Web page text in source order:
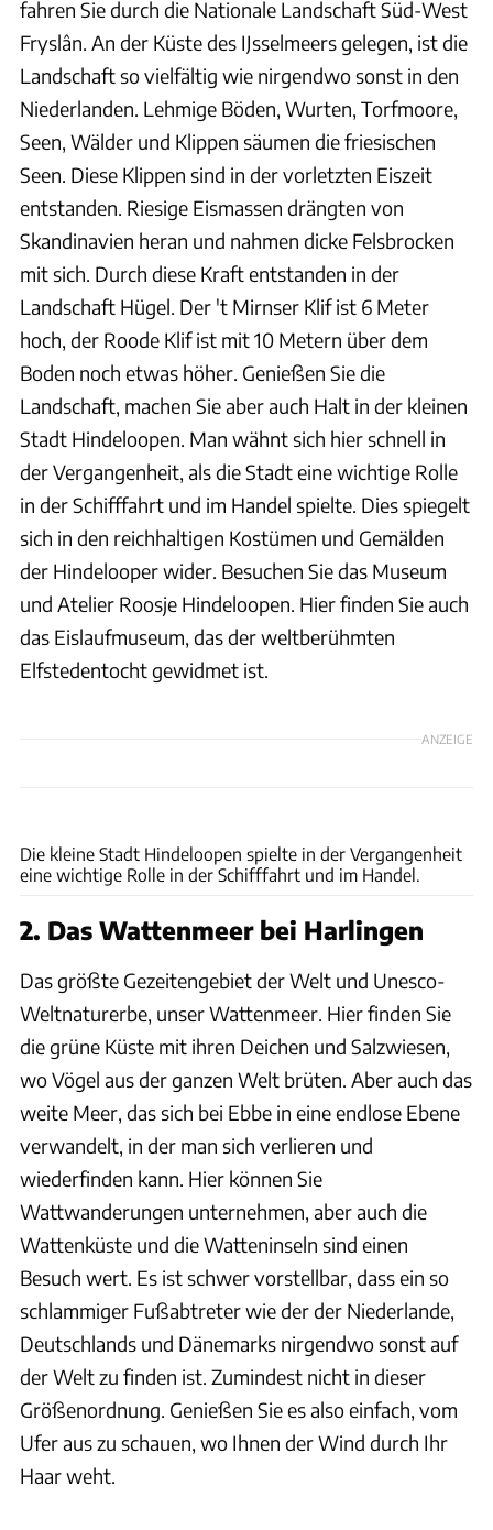
fahren Sie durch die Nationale Landschaft Süd-West
Fryslân. An der Küste des IJsselmeers gelegen, ist die
Landschaft so vielfältig wie nirgendwo sonst in den
Niederlanden. Lehmige Böden, Wurten, Torfmoore,
Seen, Wälder und Klippen säumen die friesischen
Seen. Diese Klippen sind in der vorletzten Eiszeit
entstanden. Riesige Eismassen drängten von
Skandinavien heran und nahmen dicke Felsbrocken
mit sich. Durch diese Kraft entstanden in der
Landschaft Hügel. Der 't Mirnser Klif ist 6 Meter
hoch, der Roode Klif ist mit 10 Metern über dem
Boden noch etwas höher. Genießen Sie die
Landschaft, machen Sie aber auch Halt in der kleinen
Stadt Hindeloopen. Man wähnt sich hier schnell in
der Vergangenheit, als die Stadt eine wichtige Rolle
in der Schifffahrt und im Handel spielte. Dies spiegelt
sich in den reichhaltigen Kostümen und Gemälden
der Hindelooper wider. Besuchen Sie das Museum
und Atelier Roosje Hindeloopen. Hier finden Sie auch
das Eislaufmuseum, das der weltberühmten
Elfstedentocht gewidmet ist.
ANZEIGE
Die kleine Stadt Hindeloopen spielte in der Vergangenheit
eine wichtige Rolle in der Schifffahrt und im Handel.
2. Das Wattenmeer bei Harlingen
Das größte Gezeitengebiet der Welt und Unesco-
Weltnaturerbe, unser Wattenmeer. Hier finden Sie
die grüne Küste mit ihren Deichen und Salzwiesen,
wo Vögel aus der ganzen Welt brüten. Aber auch das
weite Meer, das sich bei Ebbe in eine endlose Ebene
verwandelt, in der man sich verlieren und
wiederfinden kann. Hier können Sie
Wattwanderungen unternehmen, aber auch die
Wattenküste und die Watteninseln sind einen
Besuch wert. Es ist schwer vorstellbar, dass ein so
schlammiger Fußabtreter wie der der Niederlande,
Deutschlands und Dänemarks nirgendwo sonst auf
der Welt zu finden ist. Zumindest nicht in dieser
Größenordnung. Genießen Sie es also einfach, vom
Ufer aus zu schauen, wo Ihnen der Wind durch Ihr
Haar weht.